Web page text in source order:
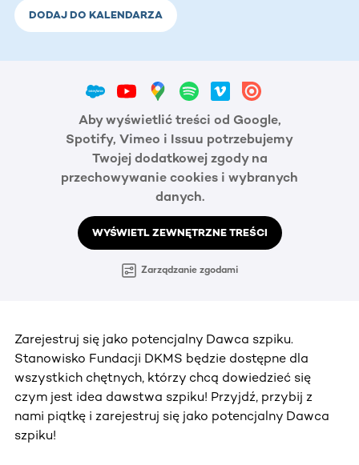
DODAJ DO KALENDARZA
Aby wyświetlić treści od Google,
Spotify, Vimeo i Issuu potrzebujemy
Twojej dodatkowej zgody na
przechowywanie cookies i wybranych
danych.
WYŚWIETL ZEWNĘTRZNE TREŚCI
Zarządzanie zgodami
Zarejestruj się jako potencjalny Dawca szpiku.
Stanowisko Fundacji DKMS będzie dostępne dla
wszystkich chętnych, którzy chcą dowiedzieć się
czym jest idea dawstwa szpiku! Przyjdź, przybij z
nami piątkę i zarejestruj się jako potencjalny Dawca
szpiku!